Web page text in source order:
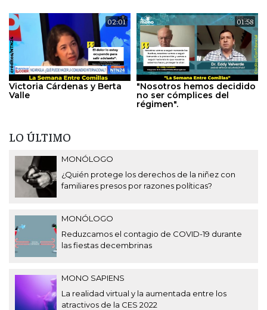
02:01
Victoria Cárdenas y Berta
Valle
01:58
"Nosotros hemos decidido
no ser cómplices del
régimen".
LO ÚLTIMO
MONÓLOGO
¿Quién protege los derechos de la niñez con
familiares presos por razones políticas?
MONÓLOGO
Reduzcamos el contagio de COVID-19 durante
las fiestas decembrinas
MONO SAPIENS
La realidad virtual y la aumentada entre los
atractivos de la CES 2022